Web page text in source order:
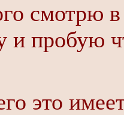
смотрю
и пробую
это